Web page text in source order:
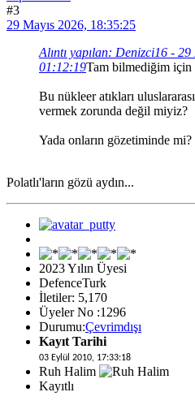
#3
29 Mayıs 2026, 18:35:25
Alıntı yapılan: Denizci16 - 29
01:12:19Tam bilmediğim için
Bu nükleer atıkları
vermek zorunda değil miyiz?
Yada onların gözetiminde mi?
Polatlı'ların gözü aydın...
2023 Yılın Üyesi
DefenceTurk
İletiler: 5,170
Üyeler No :1296
Durumu:Çevrimdışı
Kayıt Tarihi
03 Eylül 2010, 17:33:18
Ruh Halim
Kayıtlı